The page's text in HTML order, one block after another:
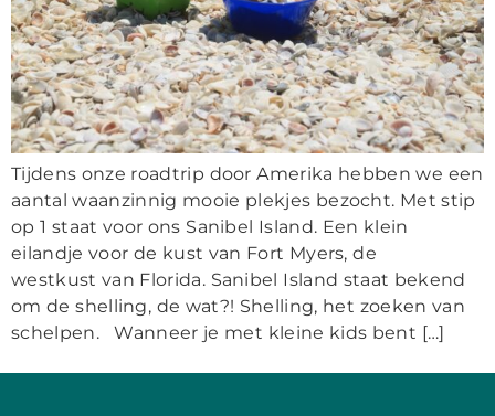
Tijdens onze roadtrip door Amerika hebben we een
aantal waanzinnig mooie plekjes bezocht. Met stip
op 1 staat voor ons Sanibel Island. Een klein
eilandje voor de kust van Fort Myers, de
westkust van Florida. Sanibel Island staat bekend
om de shelling, de wat?! Shelling, het zoeken van
schelpen. Wanneer je met kleine kids bent […]